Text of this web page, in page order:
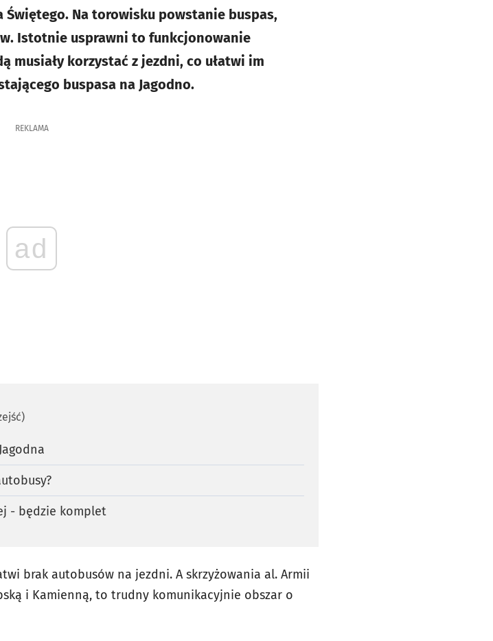
Świętego. Na torowisku powstanie buspas,
Istotnie usprawni to funkcjonowanie
korzystać z jezdni, co ułatwi im
buspasa na Jagodno.
REKLAMA
ad
- będzie komplet
brak autobusów na jezdni. A skrzyżowania al. Armii
i Kamienną, to trudny komunikacyjnie obszar o